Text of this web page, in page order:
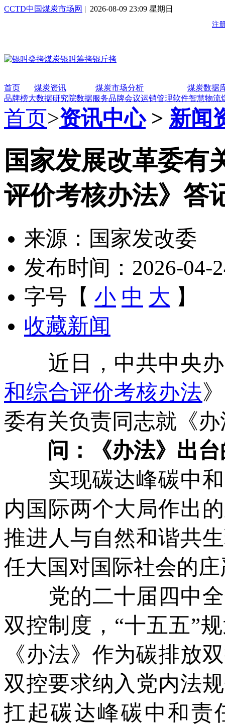
CCTD中国煤炭市场网 | 2026-08-09 23:09 星期日
首页 煤炭资讯 煤炭市场分析
煤炭数据
品牌榜大数据研究院数据服务品牌会议运销管理软件智慧物流
首页>资讯中心> 新闻
国家发展改革委有
评价考核办法》答
来源：国家发改委
发布时间：2026-04-
字号【 小 中 大 】
收藏新闻
近日，中共中央办
和综合评价考核办法
委有关负责同志就《
问：《办法》出台
实现碳达峰碳中和
内国际两个大局作出
推进人与自然和谐共
任大国对国际社会的
党的二十届四中全
双控制度，“十五五”
《办法》作为碳排放
双控要求纳入党内法
扛起碳达峰碳中和责